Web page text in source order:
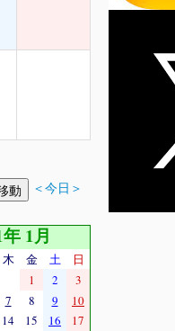
＜今日＞
1月
木 金 土
日
1
2
3
7 8 9
10
14 15 16
17